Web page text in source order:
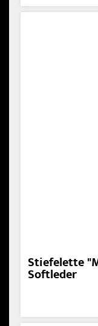
Stiefelette
Softleder